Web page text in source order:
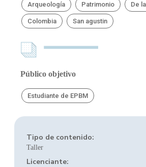
Arqueología Patrimonio De
Colombia San agustin
Público objetivo
Estudiante de EPBM
Tipo de contenido:
Taller
Licenciante: